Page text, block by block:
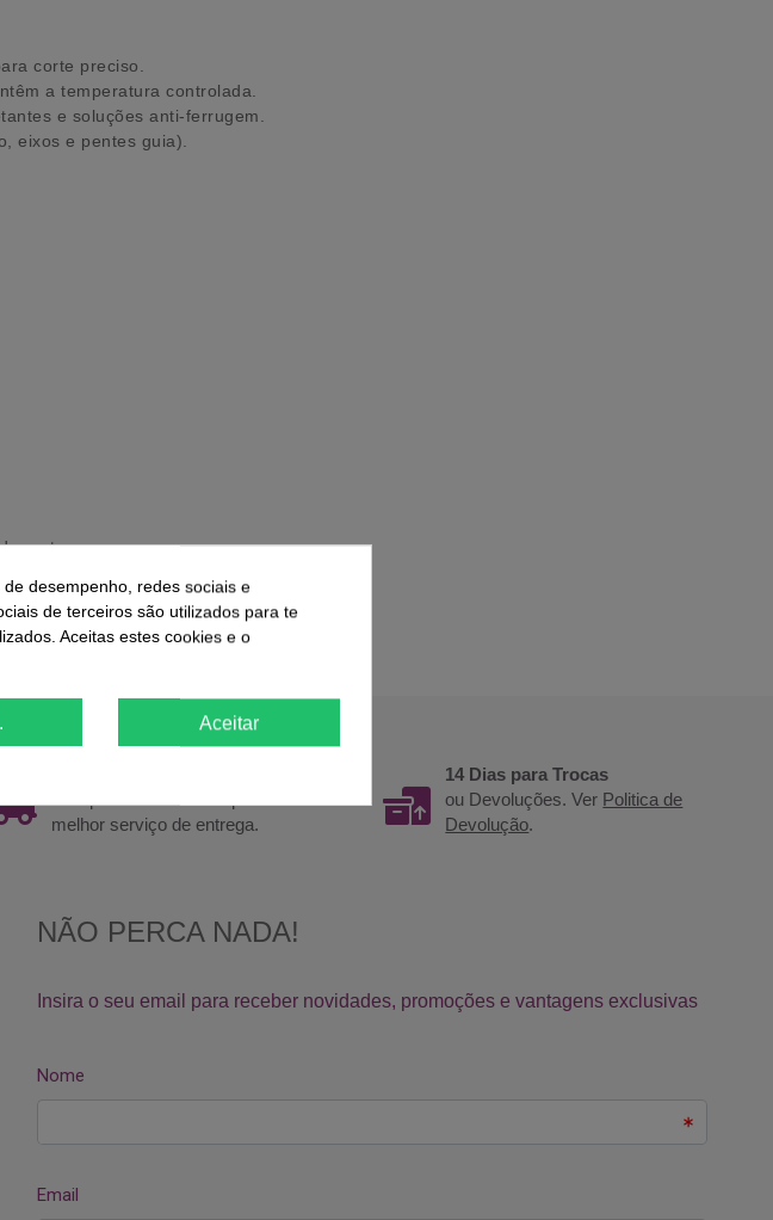
corte preciso.
a temperatura controlada.
e soluções anti-ferrugem.
eixos e pentes guia).
corte.
e higiene.
melhor serviço de entrega.
14 Dias para Trocas
ou Devoluções. Ver Politica de
Devolução.
desempenho, redes sociais e
de terceiros são utilizados para te
Aceitas estes cookies e o
Aceitar